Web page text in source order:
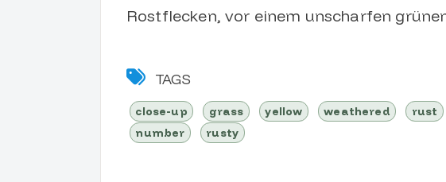
Rostflecken, vor einem unscharfen
TAGS
close-up grass yellow weathered rust
number
rusty